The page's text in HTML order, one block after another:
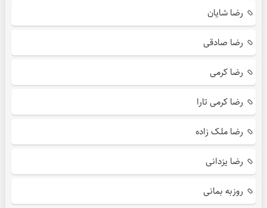
رضا شایان
رضا صادقی
رضا کرمی
رضا کرمی تارا
رضا ملک زاده
رضا یزدانی
روزبه بمانی